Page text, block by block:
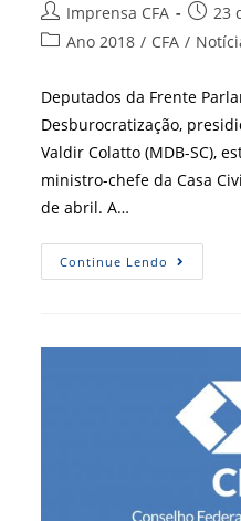
Autor
do
Imprensa CFA
Post23
Categoria
post:
Ano 2018 / CFA /
Deputados da Frente
Desburocratização,
Valdir Colatto (MDB-SC),
ministro-chefe da Casa
de abril. A…
Continue Lendo
Da
Na
Casa
Civil